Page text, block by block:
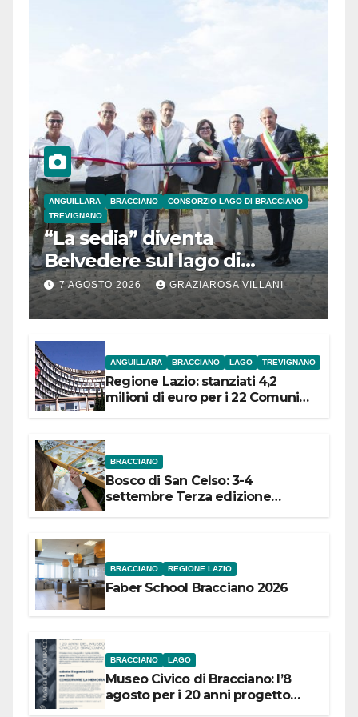
ANGUILLARA BRACCIANO
CONSORZIO LAGO DI BRACCIANO
TREVIGNANO
“La sedia” diventa
Belvedere sul lago di
Bracciano: ieri
l’inaugurazione
7 AGOSTO 2026 GRAZIAROSA VILLANI
ANGUILLARA BRACCIANO LAGO TREVIGNANO
Regione Lazio: stanziati 4,2
milioni di euro per i 22 Comuni
BRACCIANO
Bosco di San Celso: 3-4
settembre Terza edizione
BRACCIANO REGIONE LAZIO
Faber School Bracciano 2026
BRACCIANO LAGO
Museo Civico di Bracciano: l’8
agosto per i 20 anni progetto